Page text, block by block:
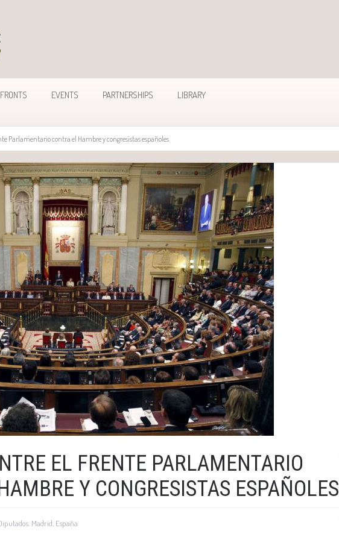
FRONTS EVENTS PARTNERSHIPS LIBRARY
Parlamentario contra el Hambre y congresistas españoles
EL FRENTE PARLAMENTARIO
Y CONGRESISTAS ESPAÑOLES
Madrid, España